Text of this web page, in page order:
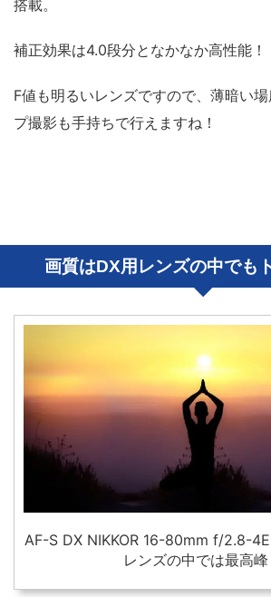
搭載。
補正効果は4.0段分となかなか高性能！
F値も明るいレンズですので、薄暗い
プ撮影も手持ちで行えますね！
画質はDX用レンズの中でも
AF-S DX NIKKOR 16-80mm f/2.8-
レンズの中では最高峰